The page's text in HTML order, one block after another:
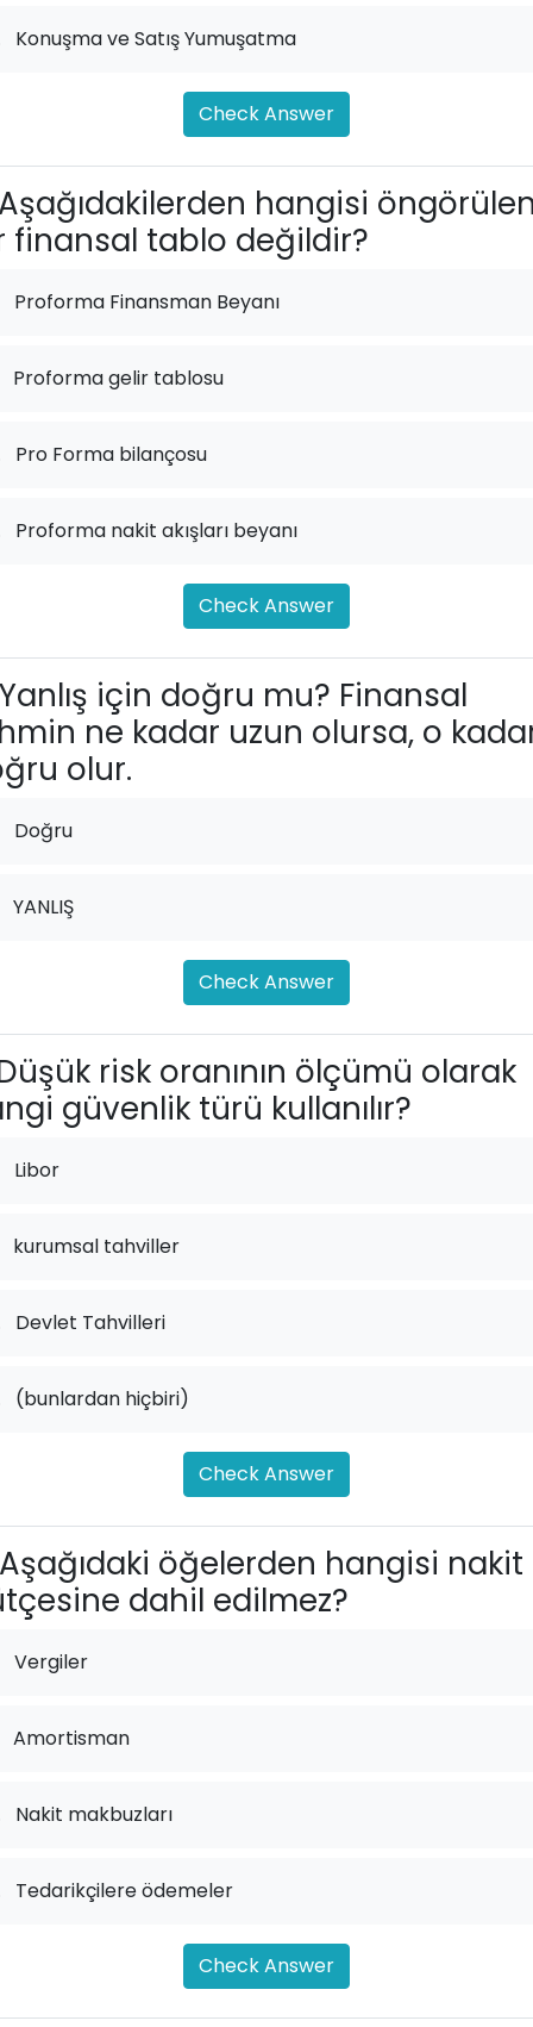
Konuşma ve Satış Yumuşatma
Check Answer
Aşağıdakilerden hangisi
finansal tablo değildir?
Proforma Finansman Beyanı
Proforma gelir tablosu
Pro Forma bilançosu
Proforma nakit akışları beyanı
Check Answer
Yanlış için doğru mu? Finansal
ne kadar uzun olursa, o
olur.
Doğru
YANLIŞ
Check Answer
risk oranının ölçümü olarak
güvenlik türü kullanılır?
Libor
kurumsal tahviller
Devlet Tahvilleri
(bunlardan hiçbiri)
Check Answer
Aşağıdaki öğelerden hangisi nakit
dahil edilmez?
Vergiler
Amortisman
Nakit makbuzları
Tedarikçilere ödemeler
Check Answer